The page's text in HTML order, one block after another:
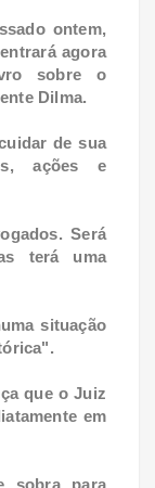
ontem,
agora
sobre o
Dilma.
de sua
ações e
Será
terá uma
situação
que o Juiz
em
sobra para